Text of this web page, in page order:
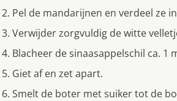
Pel de mandarijnen en verdeel ze
Verwijder zorgvuldig de witte
Blacheer de sinaasappelschil ca. 1
Giet af en zet apart.
Smelt de boter met suiker tot de